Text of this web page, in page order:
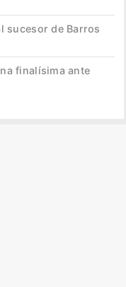
sucesor de Barros
finalísima ante